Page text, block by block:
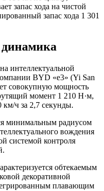
запас хода на чистой
запас хода 1 301
интеллектуальной
BYD «e3» (Yi San
совокупную мощность
момент 1 210 Н·м,
км/ч за 2,7 секунды.
минимальным радиусом
вождения
системой контроля
обтекаемым
декоративной
плавающим